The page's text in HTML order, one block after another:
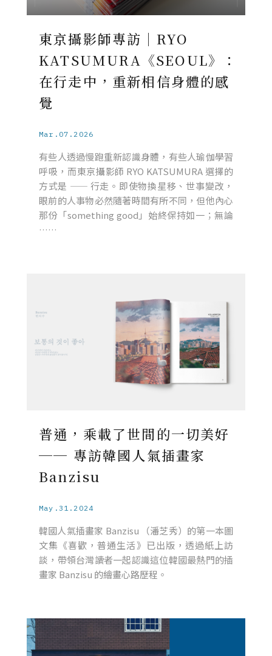
東京攝影師專訪｜RYO
KATSUMURA《SEOUL》：
在行走中，重新相信身體的感
覺
Mar.07.2026
有些人透過慢跑重新認識身體，有些人瑜伽學習
呼吸，而東京攝影師 RYO KATSUMURA 選擇的
方式是 —— 行走。即使物換星移、世事變改，
眼前的人事物必然隨著時間有所不同，但他內心
那份「something good」始終保持如一；無論
……
普通，乘載了世間的一切美好
── 專訪韓國人氣插畫家
Banzisu
May.31.2024
韓國人氣插畫家 Banzisu （潘芝秀）的第一本圖
文集《喜歡，普通生活》已出版，透過紙上訪
談，帶領台灣讀者一起認識這位韓國最熱門的插
畫家 Banzisu 的繪畫心路歷程。